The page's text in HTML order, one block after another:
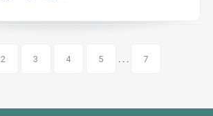
2 3 4 5 . . . 7